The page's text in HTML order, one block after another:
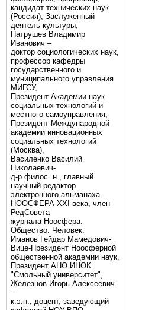
кандидат технических наук
(Россия), Заслуженный
деятель культуры,
Патрушев Владимир
Иванович –
доктор социологических наук,
профессор кафедры
государственного и
муниципального управления
МИГСУ,
Президент Академии наук
социальных технологий и
местного самоуправления,
Президент Международной
академии инновационных
социальных технологий
(Москва),
Василенко Василий
Николаевич-
д-р филос. н., главный
научный редактор
электронного альманаха
НООСФЕРА XXI века, член
РедСовета
журнала Ноосфера.
Общество. Человек.
Иманов Гейдар Мамедович-
Вице-Президент Ноосферной
общественной академии наук,
Президент АНО ИНОК
"Смольный университет",
Железнов Игорь Алексеевич
–
к.э.н., доцент, заведующий